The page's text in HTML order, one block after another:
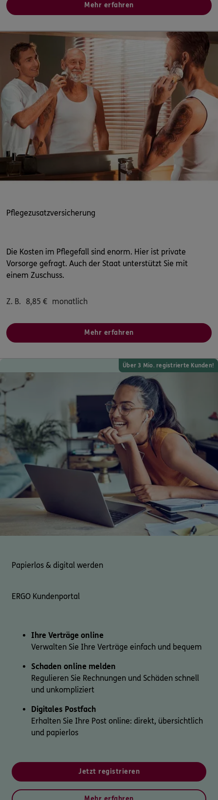
Mehr erfahren
Pflegezusatzversicherung
Die Kosten im Pflegefall sind enorm. Hier ist private
Vorsorge gefragt. Auch der Staat unterstützt Sie mit
einem Zuschuss.
Z. B. 8,85 € monatlich
Mehr erfahren
Über 3 Mio. registrierte Kunden!
Papierlos & digital werden
ERGO Kundenportal
Ihre Verträge online
Verwalten Sie Ihre Verträge einfach und bequem
Schaden online melden
Regulieren Sie Rechnungen und Schäden schnell
und unkompliziert
Digitales Postfach
Erhalten Sie Ihre Post online: direkt, übersichtlich
und papierlos
Jetzt registrieren